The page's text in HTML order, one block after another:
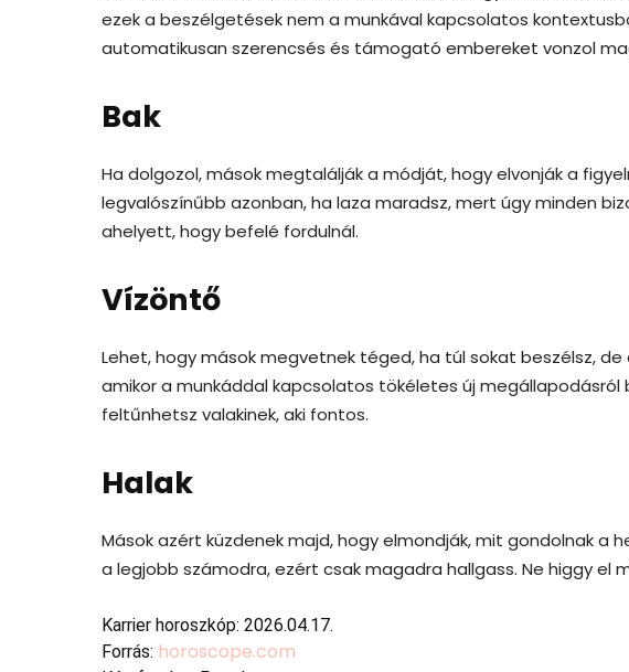
ezek a beszélgetések nem a munkával kapcsolatos
automatikusan szerencsés és támogató embereket vonzol
Bak
Ha dolgozol, mások megtalálják a módját, hogy elvonják a
legvalószínűbb azonban, ha laza maradsz, mert úgy minden
ahelyett, hogy befelé fordulnál.
Vízöntő
Lehet, hogy mások megvetnek téged, ha túl sokat beszélsz,
amikor a munkáddal kapcsolatos tökéletes új megállapodásról
feltűnhetsz valakinek, aki fontos.
Halak
Mások azért küzdenek majd, hogy elmondják, mit gondolnak a
a legjobb számodra, ezért csak magadra hallgass. Ne higgy el
Karrier horoszkóp: 2026.04.17.
Forrás: horoscope.com